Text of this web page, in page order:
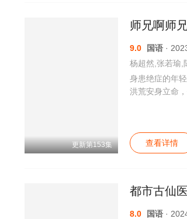
更新第153集
师兄啊师
9.0 国语 ·
杨超然,张若瑜,
身患绝症的年
洪荒安身立命
查看详情
都市古仙医
8.0 国语 ·